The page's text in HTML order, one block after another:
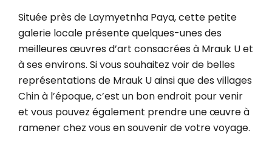
Située près de Laymyetnha Paya, cette petite
galerie locale présente quelques-unes des
meilleures œuvres d’art consacrées à Mrauk U et
à ses environs. Si vous souhaitez voir de belles
représentations de Mrauk U ainsi que des villages
Chin à l’époque, c’est un bon endroit pour venir
et vous pouvez également prendre une œuvre à
ramener chez vous en souvenir de votre voyage.